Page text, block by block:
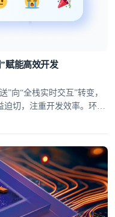
赋能高效开发
”向“全栈实时交互”转变，
切，注重开发效率。环信
造贴合业务的聊天场景。